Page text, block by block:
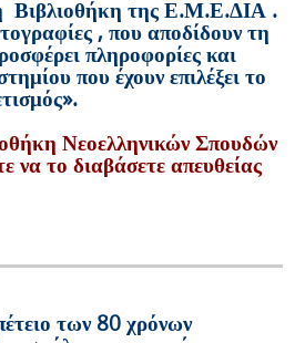
Βιβλιοθήκη της Ε.Μ.Ε.ΔΙΑ .
, που αποδίδουν τη
πληροφορίες και
που έχουν επιλέξει το
Νεοελληνικών Σπουδών
να το διαβάσετε απευθείας
των 80 χρόνων